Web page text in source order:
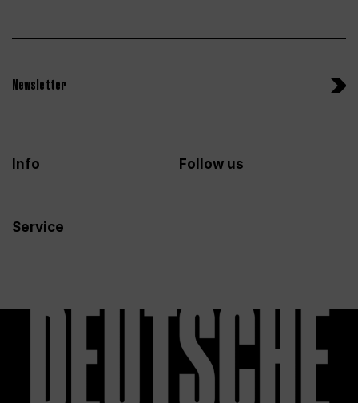
Newsletter
Info
Service
Follow us